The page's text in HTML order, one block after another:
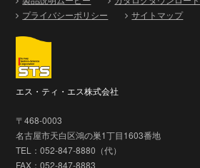
プライバシーポリシー
サイトマップ
エス・ティ・エス株式会社
〒468-0003
名古屋市天白区鴻の巣1丁目1603番地
TEL：052-847-8880（代）
FAX：052-847-8883